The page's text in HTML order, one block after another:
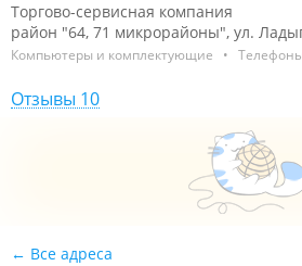
Торгово-сервисная компания
район "64, 71 микрорайоны", ул.
Компьютеры и комплектующие •
Отзывы 10
Все адреса